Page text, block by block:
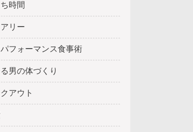
時間
リー
フォーマンス食事術
男の体づくり
アウト